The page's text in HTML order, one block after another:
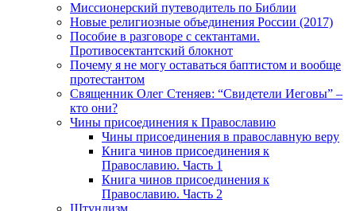
Миссионерский путеводитель по Библии
Новые религиозные объединения России (2017)
Пособие в разговоре с сектантами.
Противосектантский блокнот
Почему я не могу оставаться баптистом и вообще
протестантом
Священник Олег Стеняев: “Свидетели Иеговы” –
кто они?
Чины присоединения к Православию
Чины присоединения в православную веру
Книга чинов присоединения к
Православию. Часть 1
Книга чинов присоединения к
Православию. Часть 2